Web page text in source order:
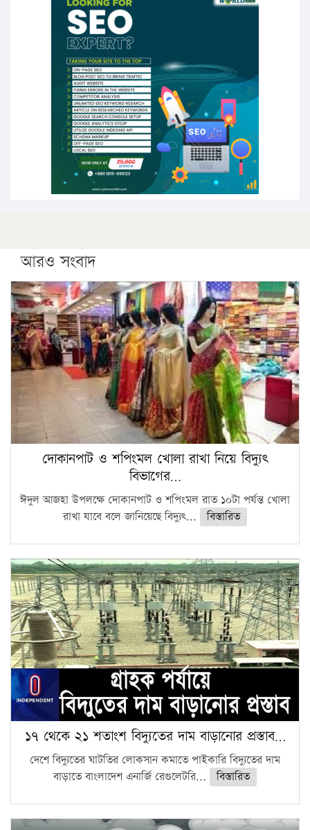
১৬ মে চাঁদপুর ও ২৫ মে ফেনী সফরে যাবেন প্রধানমন্ত্রী
উচ্চশিক্ষায় গৌরবময় অর্জন: পূর্ণ স্কলারশিপে যুক্তরাষ্ট্রে
পিএইচডি করছেন কুয়েটের কৃতি…
সারা দেশে বজ্রাঘাতে ১৪ জনের প্রাণহানি
কঠোর হচ্ছে এসএসসি ও এইচএসসি পরীক্ষা
ফরিদগঞ্জে আগুনে পুড়লো ৬ ব্যবসা প্রতিষ্ঠান
আরও সংবাদ
দোকানপাট ও শপিংমল খোলা রাখা নিয়ে বিদ্যুৎ
বিভাগের…
ঈদুল আজহা উপলক্ষে দোকানপাট ও শপিংমল রাত ১০টা পর্যন্ত খোলা
রাখা যাবে বলে জানিয়েছে বিদ্যুৎ...
বিস্তারিত
১৭ থেকে ২১ শতাংশ বিদ্যুতের দাম বাড়ানোর প্রস্তাব…
দেশে বিদ্যুতের ঘাটতির লোকসান কমাতে পাইকারি বিদ্যুতের দাম
বাড়াতে বাংলাদেশ এনার্জি রেগুলেটরি...
বিস্তারিত